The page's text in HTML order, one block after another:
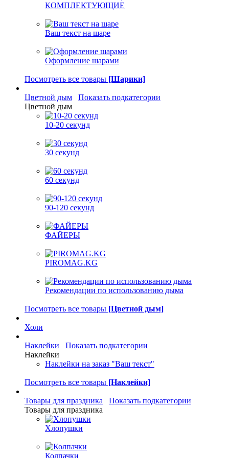
КОМПЛЕКТУЮЩИЕ
Ваш текст на шаре
Оформление шарами
Посмотреть все товары [Шарики]
Цветной дым
Показать подкатегории
Цветной дым
10-20 секунд
30 секунд
60 секунд
90-120 секунд
ФАЙЕРЫ
PIROMAG.KG
Рекомендации по использованию дыма
Посмотреть все товары [Цветной дым]
Холи
Наклейки
Показать подкатегории
Наклейки
Наклейки на заказ "Ваш текст"
Посмотреть все товары [Наклейки]
Товары для праздника
Показать подкатегории
Товары для праздника
Хлопушки
Колпачки